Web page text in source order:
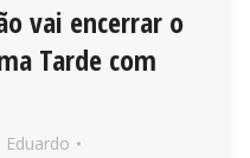
vai encerrar o
Tarde com
Eduardo